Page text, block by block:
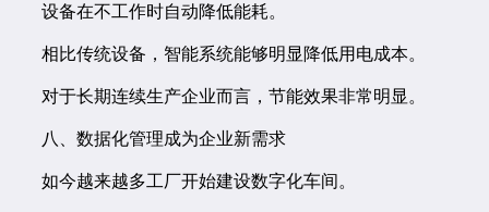
设备在不工作时自动降低能耗。
相比传统设备，智能系统能够明显降低用电成本。
对于长期连续生产企业而言，节能效果非常明显。
八、数据化管理成为企业新需求
如今越来越多工厂开始建设数字化车间。